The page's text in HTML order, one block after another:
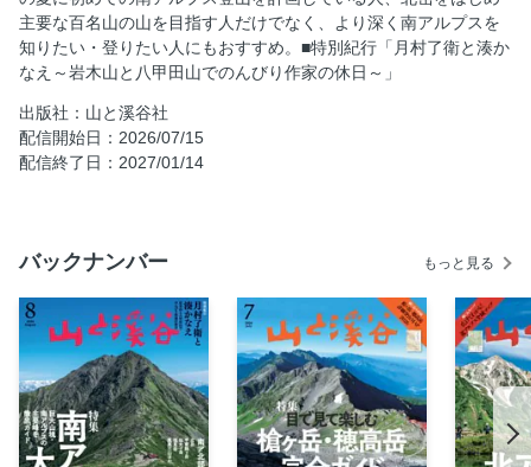
インデックス
【ルポ】花と展望の北岳に登る
南アルプス北部の歩き方
アクセス＆登山口ガイド
北岳・間ノ岳・農鳥岳
鳳凰三山
白峰南嶺北部
【コラム】岩稜のルート鋸岳を知る
【コラム】北岳バットレスの登攀史を見る
【ルポ】長大！ 雄大！ 仙塩尾根でつなぐ
【コラム】南アルプス手ぬぐいギャラリー
主要な百名山の山を目指す人だけでなく、より深く南アルプスを
知りたい・登りたい人にもおすすめ。■特別紀行「月村了衛と湊か
なえ～岩木山と八甲田山でのんびり作家の休日～」
出版社：山と溪谷社
配信開始日：2026/07/15
配信終了日：2027/01/14
バックナンバー もっと見る